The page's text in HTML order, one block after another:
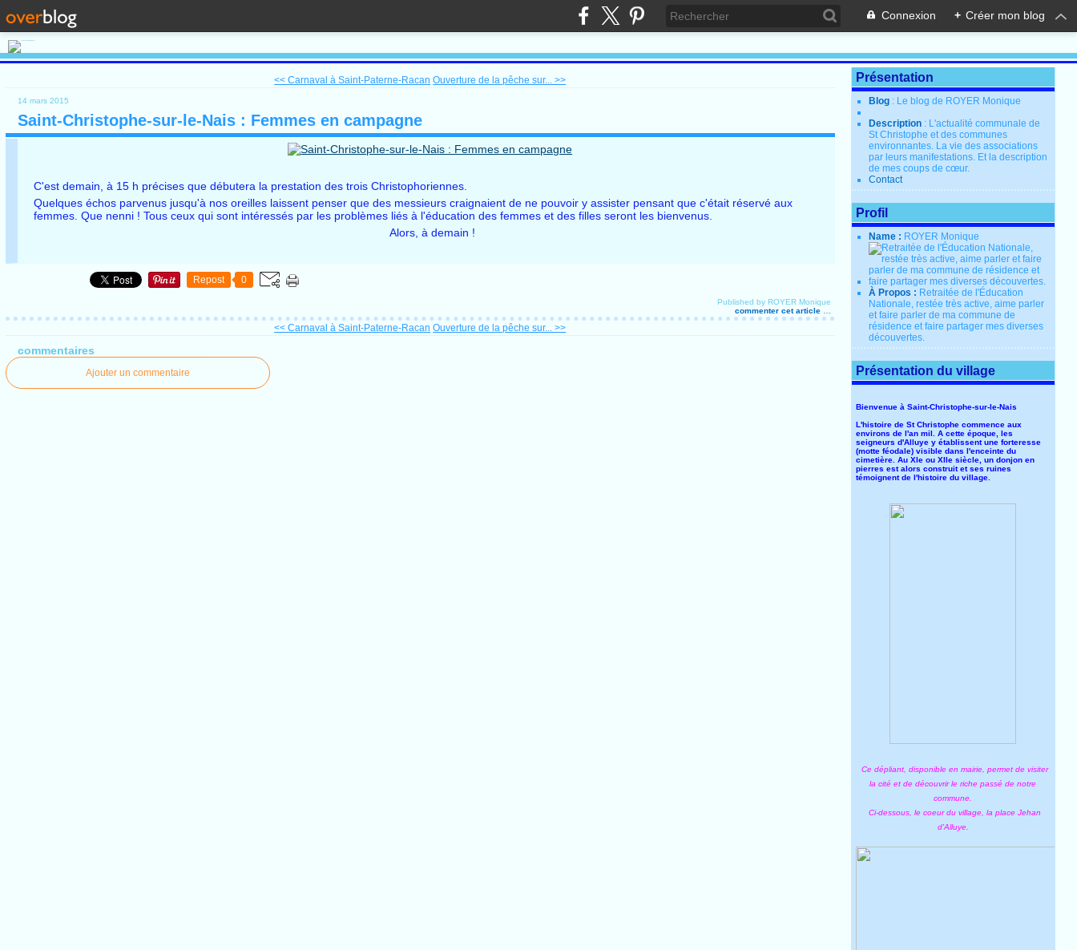
Connexion + Créer mon blog
<< Carnaval à Saint-Paterne-Racan Ouverture de la pêche sur... >>
14 mars 2015
Saint-Christophe-sur-le-Nais : Femmes en campagne
C'est demain, à 15 h précises que débutera la prestation des trois Christophoriennes.
Quelques échos parvenus jusqu'à nos oreilles laissent penser que des messieurs craignaient de ne pouvoir y assister pensant que c'était réservé aux
femmes. Que nenni ! Tous ceux qui sont intéressés par les problèmes liés à l'éducation des femmes et des filles seront les bienvenus.
Alors, à demain !
Repost 0
Published by ROYER Monique
commenter cet article
<< Carnaval à Saint-Paterne-Racan Ouverture de la pêche sur... >>
commentaires
Ajouter un commentaire
Présentation
Blog : Le blog de ROYER Monique
Description : L'actualité communale de
St Christophe et des communes
environnantes. La vie des associations
par leurs manifestations. Et la description
de mes coups de cœur.
Contact
Profil
Name : ROYER Monique
À Propos : Retraitée de l'Éducation
Nationale, restée très active, aime parler
et faire parler de ma commune de
résidence et faire partager mes diverses
découvertes.
Présentation du village
Bienvenue à Saint-Christophe-sur-le-Nais
L'histoire de St Christophe commence aux
environs de l'an mil. A cette époque, les
seigneurs d'Alluye y établissent une forteresse
(motte féodale) visible dans l'enceinte du
cimetière. Au XIe ou XIIe siècle, un donjon en
pierres est alors construit et ses ruines
témoignent de l'histoire du village.
Ce dépliant, disponible en mairie, permet de visiter
la cité et de découvrir le riche passé de notre
commune.
Ci-dessous, le coeur du village, la place Jehan
d'Alluye.